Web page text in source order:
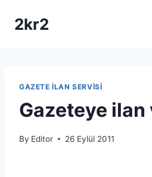
2kr2
GAZETE İLAN SERVISI
Gazeteye ilan
By Editor 26 Eylül 2011